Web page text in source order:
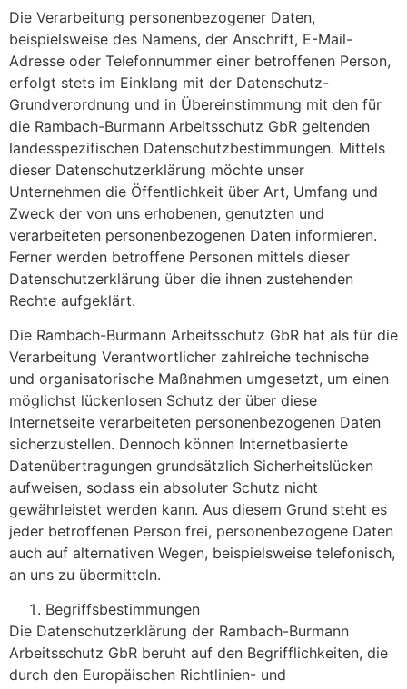
Die Verarbeitung personenbezogener Daten,
beispielsweise des Namens, der Anschrift, E-Mail-
Adresse oder Telefonnummer einer betroffenen Person,
erfolgt stets im Einklang mit der Datenschutz-
Grundverordnung und in Übereinstimmung mit den für
die Rambach-Burmann Arbeitsschutz GbR geltenden
landesspezifischen Datenschutzbestimmungen. Mittels
dieser Datenschutzerklärung möchte unser
Unternehmen die Öffentlichkeit über Art, Umfang und
Zweck der von uns erhobenen, genutzten und
verarbeiteten personenbezogenen Daten informieren.
Ferner werden betroffene Personen mittels dieser
Datenschutzerklärung über die ihnen zustehenden
Rechte aufgeklärt.
Die Rambach-Burmann Arbeitsschutz GbR hat als für die
Verarbeitung Verantwortlicher zahlreiche technische
und organisatorische Maßnahmen umgesetzt, um einen
möglichst lückenlosen Schutz der über diese
Internetseite verarbeiteten personenbezogenen Daten
sicherzustellen. Dennoch können Internetbasierte
Datenübertragungen grundsätzlich Sicherheitslücken
aufweisen, sodass ein absoluter Schutz nicht
gewährleistet werden kann. Aus diesem Grund steht es
jeder betroffenen Person frei, personenbezogene Daten
auch auf alternativen Wegen, beispielsweise telefonisch,
an uns zu übermitteln.
Begriffsbestimmungen
Die Datenschutzerklärung der Rambach-Burmann
Arbeitsschutz GbR beruht auf den Begrifflichkeiten, die
durch den Europäischen Richtlinien- und